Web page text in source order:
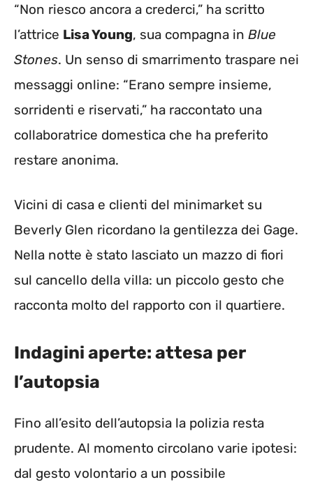
“Non riesco ancora a crederci,” ha scritto
l’attrice Lisa Young, sua compagna in Blue
Stones. Un senso di smarrimento traspare nei
messaggi online: “Erano sempre insieme,
sorridenti e riservati,” ha raccontato una
collaboratrice domestica che ha preferito
restare anonima.
Vicini di casa e clienti del minimarket su
Beverly Glen ricordano la gentilezza dei Gage.
Nella notte è stato lasciato un mazzo di fiori
sul cancello della villa: un piccolo gesto che
racconta molto del rapporto con il quartiere.
Indagini aperte: attesa per
l’autopsia
Fino all’esito dell’autopsia la polizia resta
prudente. Al momento circolano varie ipotesi:
dal gesto volontario a un possibile